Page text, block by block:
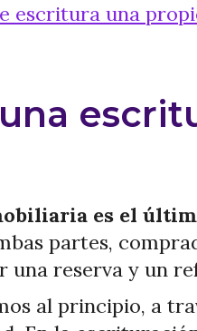
escritura una
es el
partes,
una reserva y un
al principio, a